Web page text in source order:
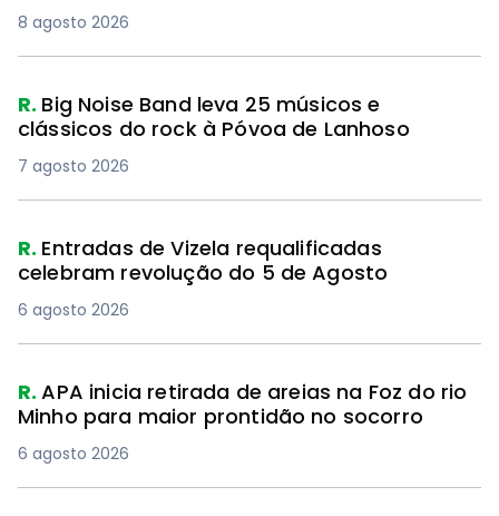
8 agosto 2026
R. Big Noise Band leva 25 músicos e
clássicos do rock à Póvoa de Lanhoso
7 agosto 2026
R. Entradas de Vizela requalificadas
celebram revolução do 5 de Agosto
6 agosto 2026
R.APA inicia retirada de areias na Foz do rio
Minho para maior prontidão no socorro
6 agosto 2026